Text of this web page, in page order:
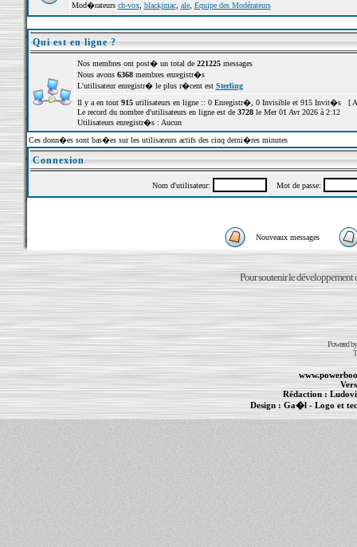
Mod�rateurs ch-vox, blackjmac, ale, Equipe des Modérateurs
Qui est en ligne ?
Nos membres ont post� un total de 221225messages
Nous avons 6368membres enregistr�s
L'utilisateur enregistr� le plus r�cent est Sterling
Il y a en tout 915utilisateurs en ligne :: 0 Enregistr�, 0 Invisible et 915 Invit�s [
Le record du nombre d'utilisateurs en ligne est de 3728le Mer 01 Avr 2026 à 2:12
Utilisateurs enregistr�s : Aucun
Ces donn�es sont bas�es sur les utilisateurs actifs des cinq derni�res minutes
Connexion
Nom d'utilisateur: Mot de passe:
Nouveaux messages
Pour soutenir le développement
Powered
Rédaction :
Design : Ga�l- Logo et